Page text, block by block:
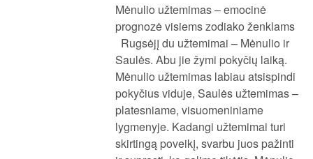
Mėnulio užtemimas – emocinė
prognozė visiems zodiako ženklams
Rugsėjį du užtemimai – Mėnulio ir
Saulės. Abu jie žymi pokyčių laiką.
Mėnulio užtemimas labiau atsispindi
pokyčius viduje, Saulės užtemimas –
platesniame, visuomeniniame
lygmenyje. Kadangi užtemimai turi
skirtingą poveikį, svarbu juos pažinti